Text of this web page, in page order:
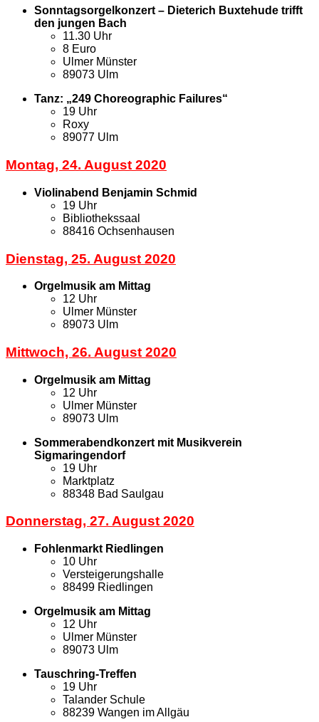
Sonntagsorgelkonzert – Dieterich Buxtehude trifft
den jungen Bach
11.30 Uhr
8 Euro
Ulmer Münster
89073 Ulm
Tanz: „249 Choreographic Failures“
19 Uhr
Roxy
89077 Ulm
Montag, 24. August 2020
Violinabend Benjamin Schmid
19 Uhr
Bibliothekssaal
88416 Ochsenhausen
Dienstag, 25. August 2020
Orgelmusik am Mittag
12 Uhr
Ulmer Münster
89073 Ulm
Mittwoch, 26. August 2020
Orgelmusik am Mittag
12 Uhr
Ulmer Münster
89073 Ulm
Sommerabendkonzert mit Musikverein
Sigmaringendorf
19 Uhr
Marktplatz
88348 Bad Saulgau
Donnerstag, 27. August 2020
Fohlenmarkt Riedlingen
10 Uhr
Versteigerungshalle
88499 Riedlingen
Orgelmusik am Mittag
12 Uhr
Ulmer Münster
89073 Ulm
Tauschring-Treffen
19 Uhr
Talander Schule
88239 Wangen im Allgäu